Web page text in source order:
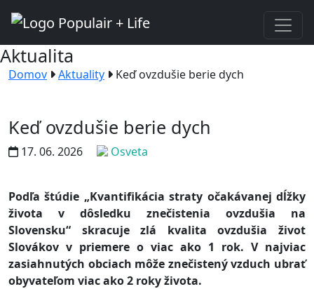
Aktualita
Domov Aktuality Keď ovzdušie berie dych
Keď ovzdušie berie dych
17. 06. 2026 Osveta
Podľa štúdie „Kvantifikácia straty očakávanej dĺžky
života v dôsledku znečistenia ovzdušia na
Slovensku“ skracuje zlá kvalita ovzdušia život
Slovákov v priemere o viac ako 1 rok. V najviac
zasiahnutých obciach môže znečistený vzduch ubrať
obyvateľom viac ako 2 roky života.